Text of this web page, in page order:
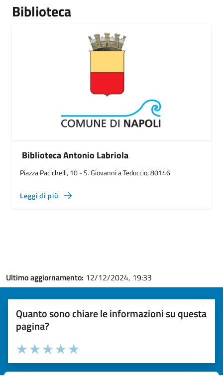
Biblioteca
Biblioteca Antonio Labriola
Piazza Pacichelli, 10 - S. Giovanni a Teduccio, 80146
Leggi di più
Ultimo aggiornamento: 12/12/2024, 19:33
Quanto sono chiare le informazioni su questa
pagina?
Valuta la chiarezza delle informazioni (da 1 a 5 stelle)
Seleziona il numero di stelle per valutare la chiarezza delle
Valuta 5 stelle su 5
Valuta 4 stelle su 5
Valuta 3 stelle su 5
Valuta 2 stelle su 5
Valuta 1 stelle su 5